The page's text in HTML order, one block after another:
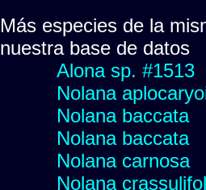
Más especies de la
nuestra base de datos
Alona sp. #1513
Nolana
Nolana baccata
Nolana baccata
Nolana carnosa
Nolana